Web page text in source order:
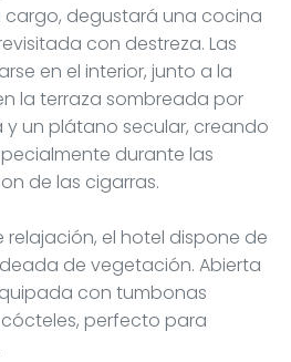
cargo, degustará una cocina
con destreza. Las
en el interior, junto a la
la terraza sombreada por
un plátano secular, creando
durante las
de las cigarras.
relajación, el hotel dispone de
de vegetación. Abierta
con tumbonas
perfecto para